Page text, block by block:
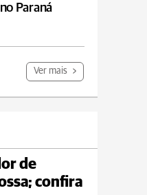
Paraná
Ver mais
18°C
de
confira